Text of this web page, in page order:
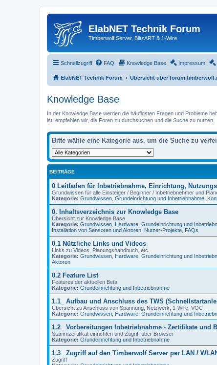
ElabNET Technik Forum
Timberwolf Server, BlitzART & 1-Wire
Schnellzugriff FAQ Knowledge Base Impressum
ElabNET Technik Forum Übersicht über
Knowledge Base
In der Knowledge Base werden die häufigsten Fragen und Probleme
ist, empfehlen wir, die Foren zu durchsuchen und die Suche zu nutzen.
Bitte wähle eine Kategorie aus, um die Suche zu
BEITRÄGE
0 Leitfaden für Inbetriebnahme, Einrichtung,
Grundwissen für alle Einsteiger / Beginner / Inbetriebnehmer und
Kategorie: Grundwissen Grundeinrichtung und Inbetriebnahme
0. Inhaltsverzeichnis zur Knowledge Base
Übersicht zur Knowledge Base
Kategorie: Grundwissen Hardware Grundeinrichtung und
Installation von Sensoren und Aktoren Nutzer-Projekte FAQs
0.1 Nützliche Links und Videos
Links zu Videos, Planungshandbuch, etc.
Kategorie: Grundwissen Hardware Grundeinrichtung und
Aktoren
0.2 Feature List
Features der aktuellen Beta
Kategorie: Grundeinrichtung und Inbetriebnahme
1.1_ Aufbau und Anschluss des TWS
Übersicht zu Anschluss von Spannung, Netzwerk, 1-Wire, VOC
Kategorie: Grundwissen Hardware Grundeinrichtung und
1.2_ Vorbereitungen Inbetriebnahme - Zertifikate und
Stammzertifikat einrichten und Zugriff über Browser
Kategorie: Grundeinrichtung und Inbetriebnahme
1.3_ Zugriff auf den Timberwolf Server per LAN /
Zugriff